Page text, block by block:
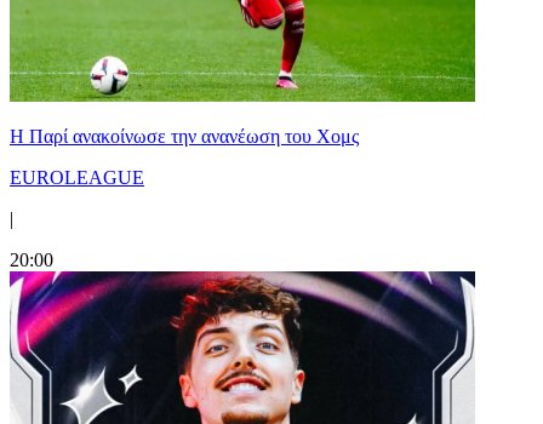
Η Παρί ανακοίνωσε την ανανέωση του Χομς
EUROLEAGUE
|
20:00